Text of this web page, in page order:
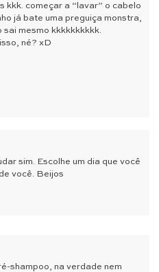
kkk. começar a “lavar” o cabelo
já bate uma preguiça monstra,
mesmo kkkkkkkkkk.
né? xD
sim. Escolhe um dia que você
você. Beijos
shampoo, na verdade nem